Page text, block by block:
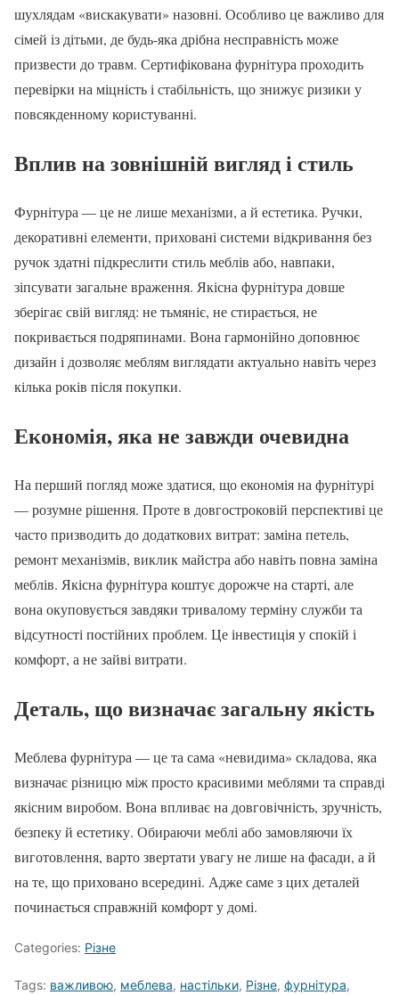
шухлядам «вискакувати» назовні. Особливо це важливо для
сімей із дітьми, де будь-яка дрібна несправність може
призвести до травм. Сертифікована фурнітура проходить
перевірки на міцність і стабільність, що знижує ризики у
повсякденному користуванні.
Вплив на зовнішній вигляд і стиль
Фурнітура — це не лише механізми, а й естетика. Ручки,
декоративні елементи, приховані системи відкривання без
ручок здатні підкреслити стиль меблів або, навпаки,
зіпсувати загальне враження. Якісна фурнітура довше
зберігає свій вигляд: не тьмяніє, не стирається, не
покривається подряпинами. Вона гармонійно доповнює
дизайн і дозволяє меблям виглядати актуально навіть через
кілька років після покупки.
Економія, яка не завжди очевидна
На перший погляд може здатися, що економія на фурнітурі
— розумне рішення. Проте в довгостроковій перспективі це
часто призводить до додаткових витрат: заміна петель,
ремонт механізмів, виклик майстра або навіть повна заміна
меблів. Якісна фурнітура коштує дорожче на старті, але
вона окуповується завдяки тривалому терміну служби та
відсутності постійних проблем. Це інвестиція у спокій і
комфорт, а не зайві витрати.
Деталь, що визначає загальну якість
Меблева фурнітура — це та сама «невидима» складова, яка
визначає різницю між просто красивими меблями та справді
якісним виробом. Вона впливає на довговічність, зручність,
безпеку й естетику. Обираючи меблі або замовляючи їх
виготовлення, варто звертати увагу не лише на фасади, а й
на те, що приховано всередині. Адже саме з цих деталей
починається справжній комфорт у домі.
Categories: Різне
Tags: важливою, меблева, настільки, Різне, фурнітура,